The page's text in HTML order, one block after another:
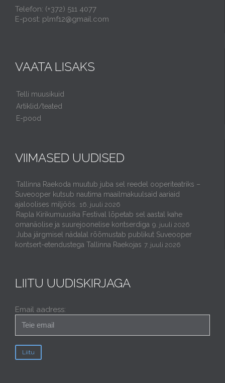
Telefon: (+372) 511 4077
E-post: plmf12@gmail.com
VAATA LISAKS
Telli muusikuid
Artiklid/teated
E-pood
VIIMASED UUDISED
Tallinna Raekoda muutub juba sel reedel ooperiteatriks –
Suveooper kutsub nautima maailmakuulsaid aariaid
ajaloolises miljöös.
16. juuli 2026
Rapla Kirikumuusika Festival lõpetab sel aastal kahe
omanäolise ja suurejoonelise kontserdiga 9. juuli 2026
Juba järgmisel nädalal rõõmustab publikut Suveooper
kontsert-etendustega Tallinna Raekojas 7. juuli 2026
LIITU UUDISKIRJAGA
Email aadress: